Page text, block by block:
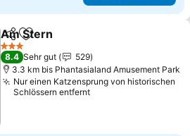
TeilenZu Favoriten hinzufügen
Am Stern
3 Sterne
8.4 Sehr gut
529
3.3 km bis Phantasialand Amusement Park
Nur einen Katzensprung von historischen
Schlössern entfernt